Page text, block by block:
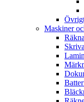
Maskiner